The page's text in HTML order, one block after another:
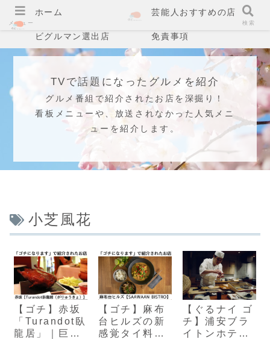
ホーム 芸能人おすすめの店
ビグルマン選出店 免責事項
TVで話題になったグルメを紹介
グルメ番組で紹介されたお店を深掘り！
看板メニューや、放送されなかった人気メニ
ューを紹介します。
小芝風花
【ゴチ】赤坂
「Turandot臥
龍居」｜巨
【ゴチ】麻布
台ヒルズの新
感覚タイ料理
【ぐるナイ ゴ
チ】浦安ブラ
イトンホテル
メニュー 検索